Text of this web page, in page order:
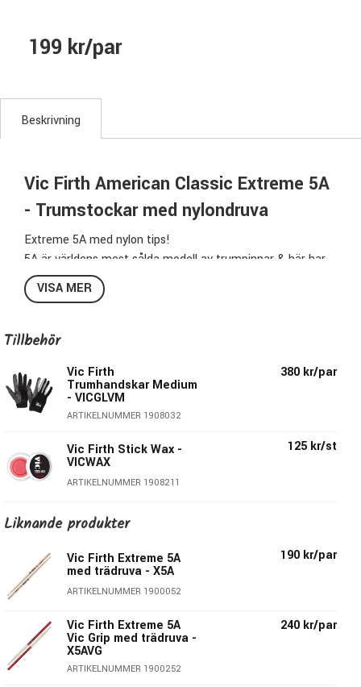
199 kr/par
Beskrivning
Vic Firth American Classic Extreme 5A
- Trumstockar med nylondruva
Extreme 5A med nylon tips!
5A är världens mest sålda modell av trumpinnar & här har
Vic Firth tagit fram en längre variant på denna populära
modell.
samt mera kraft & längre räckvidd.
för att nå allt i trumsetet på ett komfortabelt sätt, så är
kanske detta stocken för dig!
Nylondruvan ger ett klarare & tydligare rideljud än en druva i
samt håller längre.
Specifikationer Vic Firth X5AN:
Diameter:
14,4mm
Längd:
Serie:American Classic
Material: Hickory
Druva: Tear Drop
Taper:Medium
Pris per par
VISA MER
Tillbehör
Vic Firth
Trumhandskar Medium
- VICGLVM
ARTIKELNUMMER 1908032
380 kr/par
Vic Firth Stick Wax -
VICWAX
ARTIKELNUMMER 1908211
125 kr/st
Liknande produkter
Vic Firth Extreme 5A
med trädruva - X5A
ARTIKELNUMMER 1900052
190 kr/par
Vic Firth Extreme 5A
Vic Grip med trädruva -
X5AVG
ARTIKELNUMMER 1900252
240 kr/par